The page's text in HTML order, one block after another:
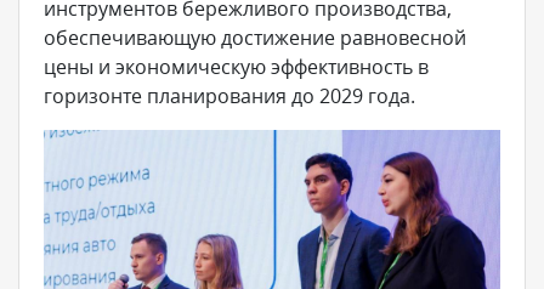
инструментов бережливого производства,
обеспечивающую достижение равновесной
цены и экономическую эффективность в
горизонте планирования до 2029 года.